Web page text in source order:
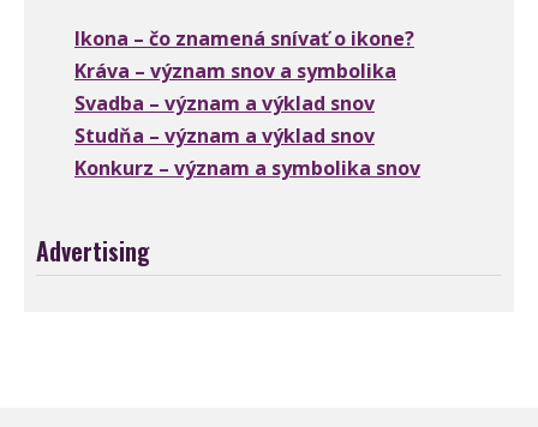
Ikona – čo znamená snívať o ikone?
Kráva – význam snov a symbolika
Svadba – význam a výklad snov
Studňa – význam a výklad snov
Konkurz – význam a symbolika snov
Advertising